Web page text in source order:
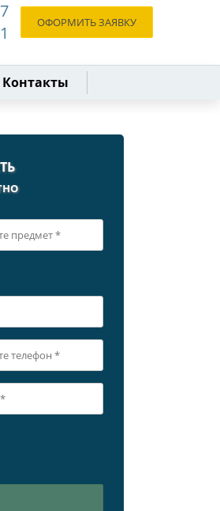
ОФОРМИТЬ ЗАЯВКУ
Контакты